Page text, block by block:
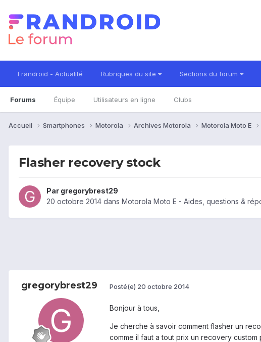
Frandroid - Actualité Rubriques du site Sections du forum
Forums Équipe Utilisateurs en ligne Clubs
Accueil Smartphones Motorola Archives Motorola Motorola Moto E
Flasher recovery stock
Par gregorybrest29
20 octobre 2014 dans Motorola Moto E - Aides, questions &
gregorybrest29 Posté(e) 20 octobre 2014
Bonjour à tous,
Je cherche à savoir comment flasher un
comme il faut a tout prix un recovery